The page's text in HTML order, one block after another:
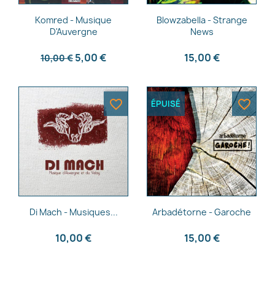
Aperçu rapide
Komred - Musique
D'Auvergne
10,00 € 5,00 €
Aperçu rapide
Blowzabella - Strange
News
15,00 €
Aperçu rapide
Di Mach - Musiques...
10,00 €
favorite_border
Aperçu rapide
Arbadétorne - Garoche
15,00 €
ÉPUISÉ favorite_border